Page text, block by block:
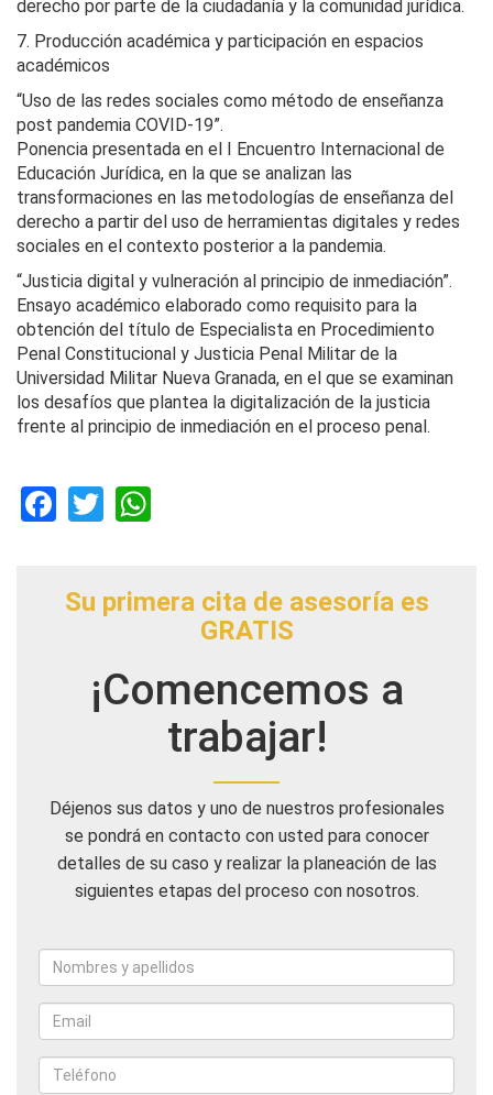
derecho por parte de la ciudadanía y la comunidad jurídica.
7. Producción académica y participación en espacios
académicos
“Uso de las redes sociales como método de enseñanza
post pandemia COVID-19”.
Ponencia presentada en el I Encuentro Internacional de
Educación Jurídica, en la que se analizan las
transformaciones en las metodologías de enseñanza del
derecho a partir del uso de herramientas digitales y redes
sociales en el contexto posterior a la pandemia.
“Justicia digital y vulneración al principio de inmediación”.
Ensayo académico elaborado como requisito para la
obtención del título de Especialista en Procedimiento
Penal Constitucional y Justicia Penal Militar de la
Universidad Militar Nueva Granada, en el que se examinan
los desafíos que plantea la digitalización de la justicia
frente al principio de inmediación en el proceso penal.
Facebook
Twitter
Su primera cita de asesoría es
GRATIS
¡Comencemos a
trabajar!
Déjenos sus datos y uno de nuestros profesionales
se pondrá en contacto con usted para conocer
detalles de su caso y realizar la planeación de las
siguientes etapas del proceso con nosotros.
apellidos
*